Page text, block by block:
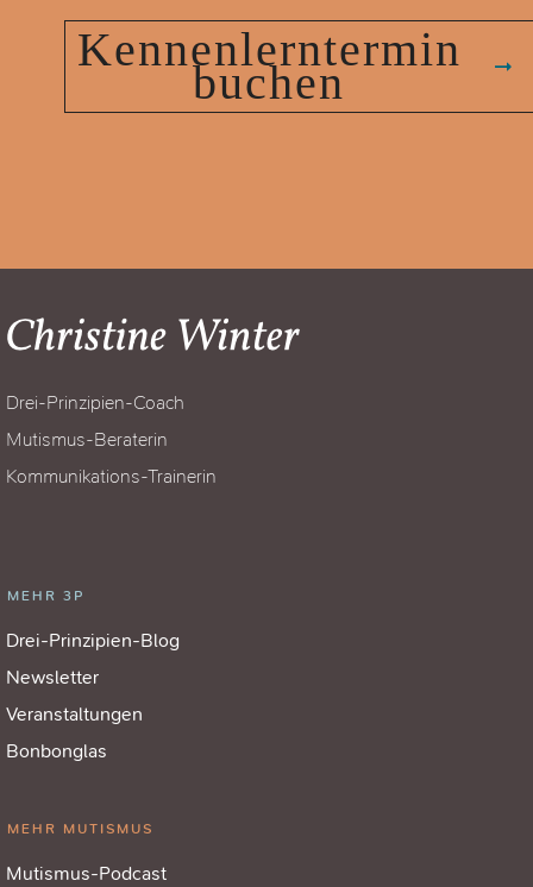
Kennenlerntermin
buchen
Drei-Prinzipien-Coach
Mutismus-Beraterin
Kommunikations-Trainerin
MEHR 3P
Drei-Prinzipien-Blog
Newsletter
Veranstaltungen
Bonbonglas
MEHR MUTISMUS
Mutismus-Podcast